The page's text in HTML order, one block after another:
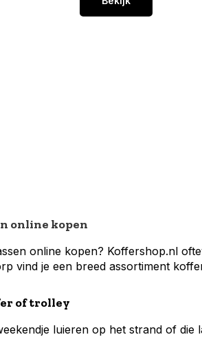
online kopen
online kopen? Koffershop.nl
vind je een breed assortiment
of trolley
luieren op het strand of